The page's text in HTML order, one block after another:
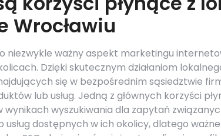
Wrocławiu
niezwykle ważny aspekt marketingu
Dzięki skutecznym działaniom
się w bezpośrednim sąsiedztwie
lub usług. Jedną z głównych korzyści
wynikach wyszukiwania dla zapytań
usług dostępnych w ich okolicy, dlatego